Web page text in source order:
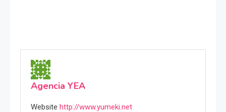
Agencia YEA
Website http://www.yumeki.net